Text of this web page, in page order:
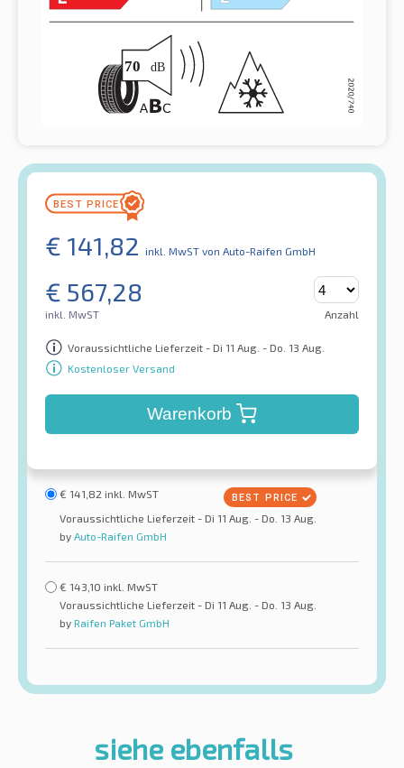
€ 141,82 inkl. MwST von Auto-Raifen GmbH
€ 567,28
inkl. MwST Anzahl
Voraussichtliche Lieferzeit - Di 11 Aug. - Do. 13 Aug.
Kostenloser Versand
Warenkorb
€ 141,82 inkl. MwST
Voraussichtliche Lieferzeit - Di 11 Aug. - Do. 13 Aug.
by Auto-Raifen GmbH
€ 143,10 inkl. MwST
Voraussichtliche Lieferzeit - Di 11 Aug. - Do. 13 Aug.
by Raifen Paket GmbH
siehe ebenfalls